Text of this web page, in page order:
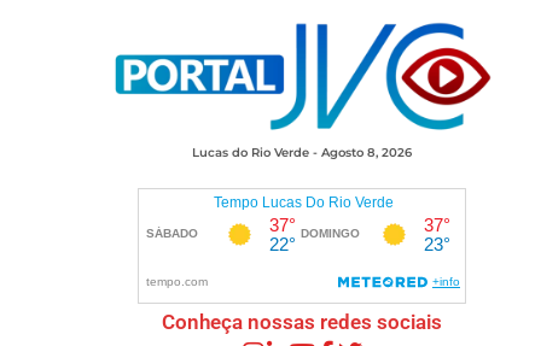
Lucas do Rio Verde - Agosto 8, 2026
Conheça nossas redes sociais